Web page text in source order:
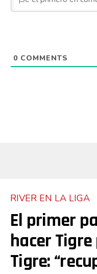
0 COMMENTS
RIVER EN LA LIGA
El primer
hacer
Tigre: